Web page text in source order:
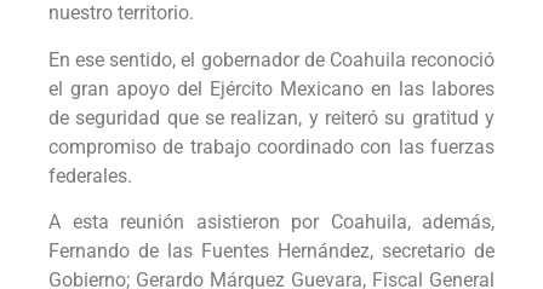
nuestro territorio.
En ese sentido, el gobernador de Coahuila reconoció
el gran apoyo del Ejército Mexicano en las labores
de seguridad que se realizan, y reiteró su gratitud y
compromiso de trabajo coordinado con las fuerzas
federales.
A esta reunión asistieron por Coahuila, además,
Fernando de las Fuentes Hernández, secretario de
Gobierno; Gerardo Márquez Guevara, Fiscal General